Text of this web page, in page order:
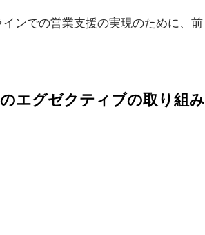
ンでの営業支援の実現のために、前
エグゼクティブの取り組み